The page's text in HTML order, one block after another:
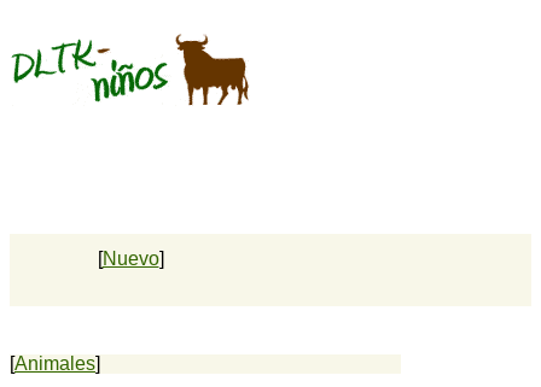
[Nuevo]
[Animales]